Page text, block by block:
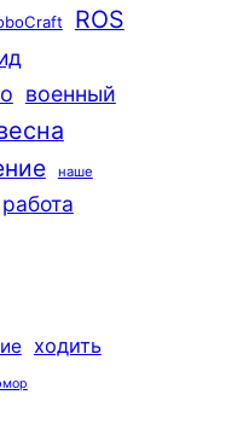
ROS
военный
наше
работа
ходить